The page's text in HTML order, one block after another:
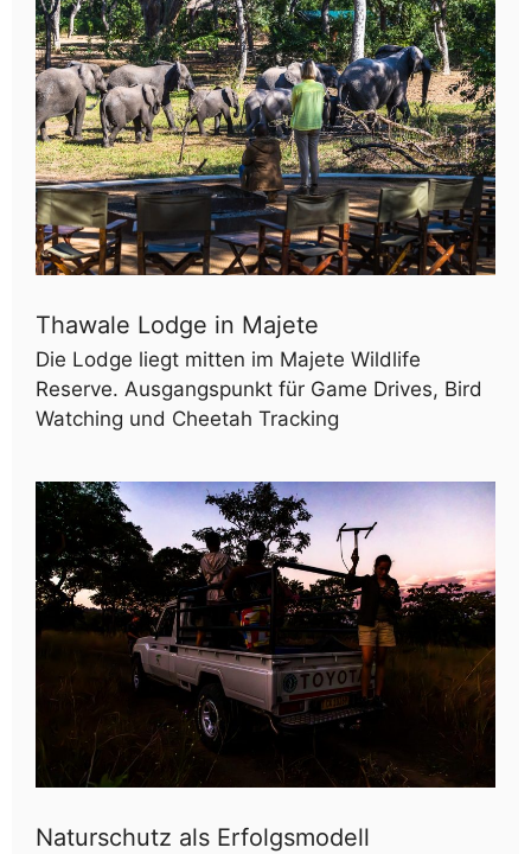
Thawale Lodge in Majete
Die Lodge liegt mitten im Majete Wildlife
Reserve. Ausgangspunkt für Game Drives, Bird
Watching und Cheetah Tracking
Naturschutz als Erfolgsmodell